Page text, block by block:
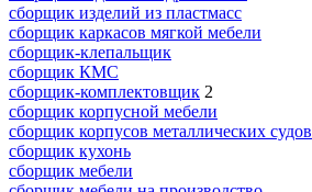
сборщик изделий из пластмасс
сборщик каркасов мягкой мебели
сборщик-клепальщик
сборщик КМС
сборщик-комплектовщик 2
сборщик корпусной мебели
сборщик корпусов металлических судов
сборщик кухонь
сборщик мебели